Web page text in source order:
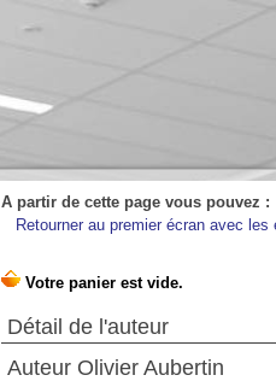
A partir de cette page vous pouvez :
Retourner au premier écran avec
Détail de l'auteur
Auteur Olivier Aubertin